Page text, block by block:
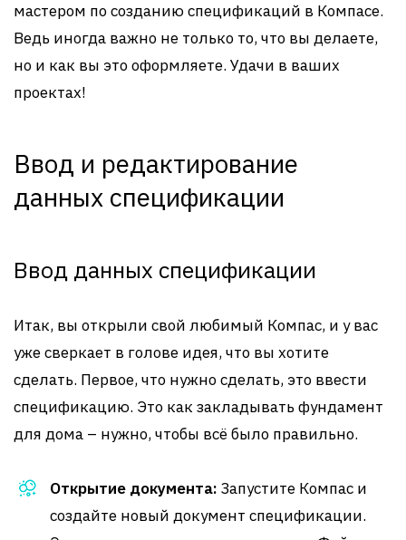
мастером по созданию спецификаций в Компасе.
Ведь иногда важно не только то, что вы делаете,
но и как вы это оформляете. Удачи в ваших
проектах!
Ввод и редактирование
данных спецификации
Ввод данных спецификации
Итак, вы открыли свой любимый Компас, и у вас
уже сверкает в голове идея, что вы хотите
сделать. Первое, что нужно сделать, это ввести
спецификацию. Это как закладывать фундамент
для дома – нужно, чтобы всё было правильно.
Открытие документа: Запустите Компас и
создайте новый документ спецификации.